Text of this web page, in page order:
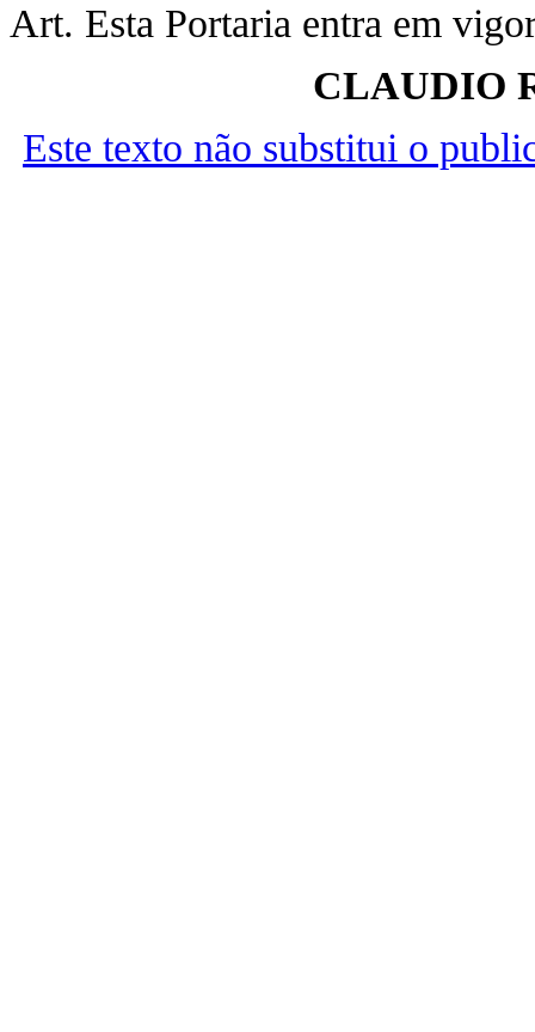
Art. Esta Portaria entra em
CLAUDIO
Este texto não substitui o